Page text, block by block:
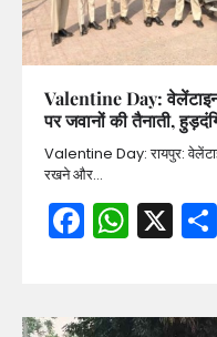
Valentine Day:
पर जवानों की तैनाती,
Valentine Day: रायपुर:
रखने और…
X